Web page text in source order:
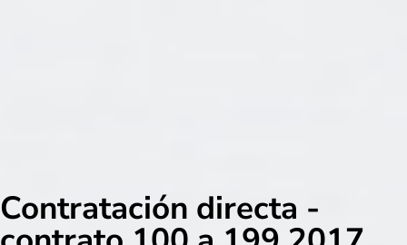
Contratación directa -